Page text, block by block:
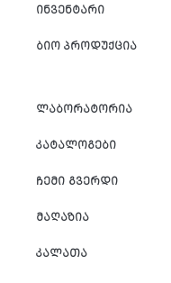
ᲘᲜᲕᲔᲜᲢᲐᲠᲘ
ᲑᲘᲝ ᲞᲠᲝᲓᲣᲥᲪᲘᲐ
ᲚᲐᲑᲝᲠᲐᲢᲝᲠᲘᲐ
ᲙᲐᲢᲐᲚᲝᲒᲔᲑᲘ
ᲩᲔᲛᲘ ᲒᲕᲔᲠᲓᲘ
ᲛᲐᲦᲐᲖᲘᲐ
ᲙᲐᲚᲐᲗᲐ